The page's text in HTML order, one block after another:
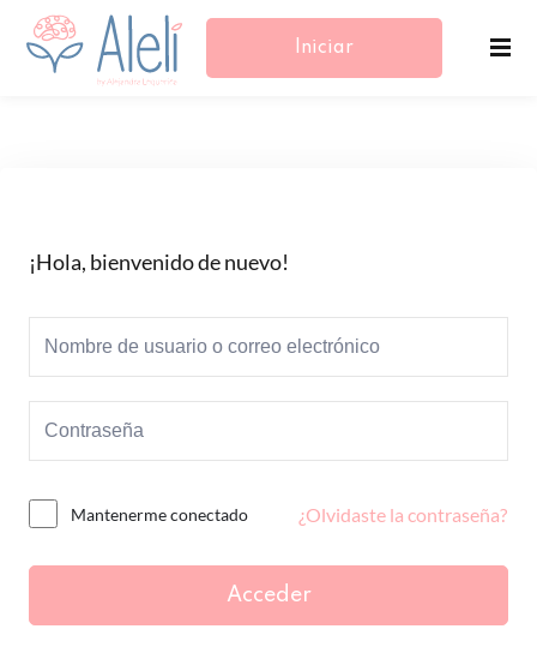
Iniciar
¡Hola, bienvenido de nuevo!
Mantenerme conectado ¿Olvidaste la contraseña?
Acceder